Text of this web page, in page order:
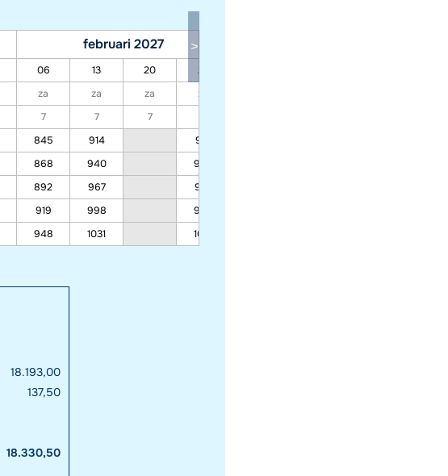
februari 2027
06 13 20 27
za za za za
7 7 7
845 914 914
868 940 940
892 967 967
919 998 998
948 1031 1031
18.193,00
137,50
18.330,50